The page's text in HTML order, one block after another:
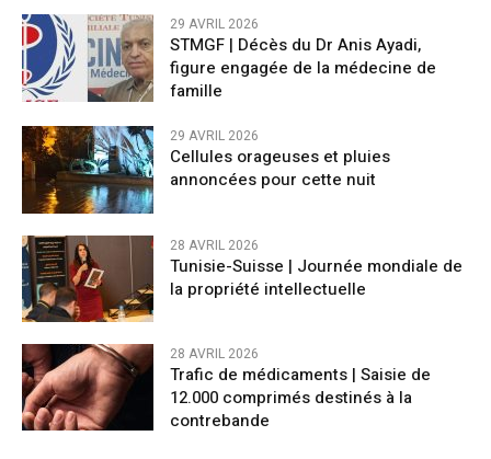
29 AVRIL 2026
STMGF | Décès du Dr Anis Ayadi,
figure engagée de la médecine de
famille
29 AVRIL 2026
Cellules orageuses et pluies
annoncées pour cette nuit
28 AVRIL 2026
Tunisie-Suisse | Journée mondiale de
la propriété intellectuelle
28 AVRIL 2026
Trafic de médicaments | Saisie de
12.000 comprimés destinés à la
contrebande